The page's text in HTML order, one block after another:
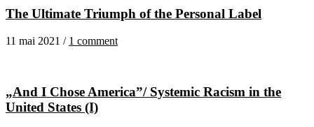
The Ultimate Triumph of the Personal Label
11 mai 2021 / 1 comment
„And I Chose America”/ Systemic Racism in the
United States (I)